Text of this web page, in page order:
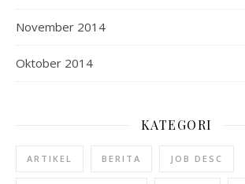
November 2014
Oktober 2014
KATEGORI
ARTIKEL BERITA JOB DESC